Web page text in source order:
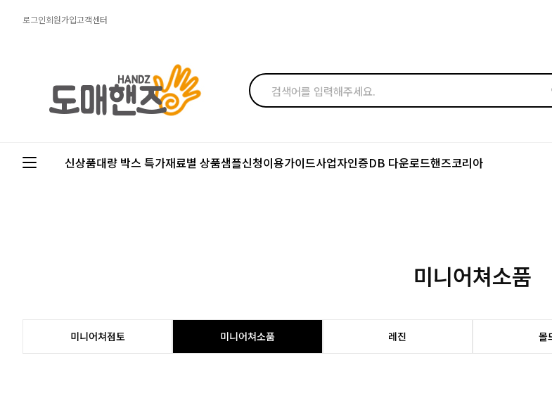
로그인회원가입고객센터
신상품대량 박스 특가재료별 상품샘플신청이용가이드사업자인증DB 다운로드핸즈코리아
미니어쳐소품
미니어쳐점토 미니어쳐소품 레진 몰